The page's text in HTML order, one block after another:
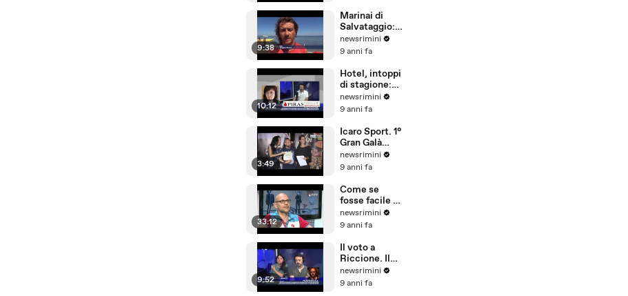
2017 a San
Giovanni in M
9:38
Marinai di
Salvataggio:
si investe
poco su
conta più
l'aspetto
economico
newsrimini
9 anni fa
10:12
Hotel, intoppi
di stagione:
troppi
portoghesi e
dipendenti
che parlano
tedesco
newsrimini
9 anni fa
3:49
Icaro Sport. 1°
Gran Galà
della Seconda
Categoria
newsrimini
9 anni fa
33:12
Come se
fosse facile -
Special Crabs
newsrimini
9 anni fa
9:52
Il voto a
Riccione. Il
commento di
Andrea
newsrimini
9 anni fa